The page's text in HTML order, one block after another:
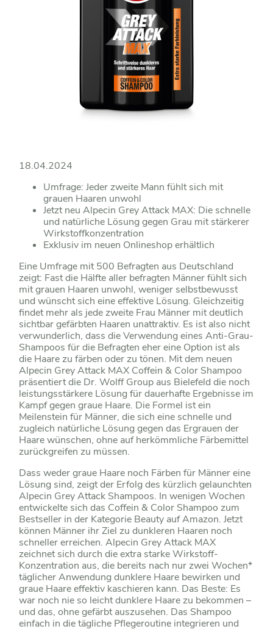
18.04.2024
Umfrage: Jeder zweite Mann fühlt sich mit
grauen Haaren unwohl
Jetzt neu Alpecin Grey Attack MAX: Die schnelle
und natürliche Lösung gegen Grau mit stärkerer
Wirkstoffkonzentration
Exklusiv im neuen Onlineshop erhältlich
Eine Umfrage mit 500 Befragten aus Deutschland
zeigt: Fast die Hälfte aller befragten Männer fühlt sich
mit grauen Haaren unwohl, weniger selbstbewusst
und wünscht sich eine effektive Lösung. Gleichzeitig
findet mehr als jede zweite Frau Männer mit deutlich
sichtbar gefärbten Haaren unattraktiv. Es ist also nicht
verwunderlich, dass die Verwendung eines Anti-Grau-
Shampoos für die Befragten eher eine Option ist als
die Haare zu färben oder zu tönen. Mit dem neuen
Alpecin Grey Attack MAX Coffein & Color Shampoo
präsentiert die Dr. Wolff Group aus Bielefeld die noch
leistungsstärkere Lösung für dauerhafte Ergebnisse im
Kampf gegen graue Haare. Die Formel ist ein
Meilenstein für Männer, die sich eine schnelle und
zugleich natürliche Lösung gegen das Ergrauen der
Haare wünschen, ohne auf herkömmliche Färbemittel
zurückgreifen zu müssen.
Dass weder graue Haare noch Färben für Männer eine
Lösung sind, zeigt der Erfolg des kürzlich gelaunchten
Alpecin Grey Attack Shampoos. In wenigen Wochen
entwickelte sich das Coffein & Color Shampoo zum
Bestseller in der Kategorie Beauty auf Amazon. Jetzt
können Männer ihr Ziel zu dunkleren Haaren noch
schneller erreichen. Alpecin Grey Attack MAX
zeichnet sich durch die extra starke Wirkstoff-
Konzentration aus, die bereits nach nur zwei Wochen*
täglicher Anwendung dunklere Haare bewirken und
graue Haare effektiv kaschieren kann. Das Beste: Es
war noch nie so leicht dunklere Haare zu bekommen –
und das, ohne gefärbt auszusehen. Das Shampoo
einfach in die tägliche Pflegeroutine integrieren und